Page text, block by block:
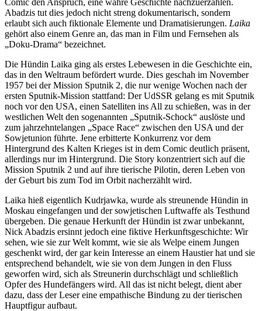
Abadzis tut dies jedoch nicht streng dokumentarisch, sondern
erlaubt sich auch fiktionale Elemente und Dramatisierungen. Laika
gehört also einem Genre an, das man in Film und Fernsehen als
„Doku-Drama“ bezeichnet.
Die Hündin Laika ging als erstes Lebewesen in die Geschichte ein,
das in den Weltraum befördert wurde. Dies geschah im November
1957 bei der Mission Sputnik 2, die nur wenige Wochen nach der
ersten Sputnik-Mission stattfand: Der UdSSR gelang es mit Sputnik
noch vor den USA, einen Satelliten ins All zu schießen, was in der
westlichen Welt den sogenannten „Sputnik-Schock“ auslöste und
zum jahrzehntelangen „Space Race“ zwischen den USA und der
Sowjetunion führte. Jene erbitterte Konkurrenz vor dem
Hintergrund des Kalten Krieges ist in dem Comic deutlich präsent,
allerdings nur im Hintergrund. Die Story konzentriert sich auf die
Mission Sputnik 2 und auf ihre tierische Pilotin, deren Leben von
der Geburt bis zum Tod im Orbit nacherzählt wird.
Laika hieß eigentlich Kudrjawka, wurde als streunende Hündin in
Moskau eingefangen und der sowjetischen Luftwaffe als Testhund
übergeben. Die genaue Herkunft der Hündin ist zwar unbekannt,
Nick Abadzis ersinnt jedoch eine fiktive Herkunftsgeschichte: Wir
sehen, wie sie zur Welt kommt, wie sie als Welpe einem Jungen
geschenkt wird, der gar kein Interesse an einem Haustier hat und sie
entsprechend behandelt, wie sie von dem Jungen in den Fluss
geworfen wird, sich als Streunerin durchschlägt und schließlich
Opfer des Hundefängers wird. All das ist nicht belegt, dient aber
dazu, dass der Leser eine empathische Bindung zu der tierischen
Hauptfigur aufbaut.